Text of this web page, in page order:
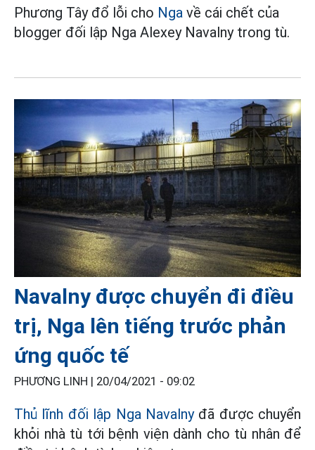
Phương Tây đổ lỗi cho Nga về cái chết của
blogger đối lập Nga Alexey Navalny trong tù.
Navalny được chuyển đi điều
trị, Nga lên tiếng trước phản
ứng quốc tế
PHƯƠNG LINH | 20/04/2021 - 09:02
Thủ lĩnh đối lập Nga Navalnyđã được chuyển
khỏi nhà tù tới bệnh viện dành cho tù nhân để